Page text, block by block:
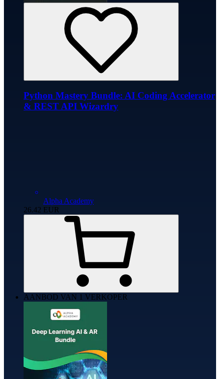
Python Mastery Bundle: AI Coding Accelerator
& REST API Wizardry
Alpha Academy
26.42 EUR
AANBOD VAN 1 VERKOPER